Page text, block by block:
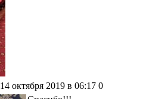
14 октября 2019 в 06:17 0